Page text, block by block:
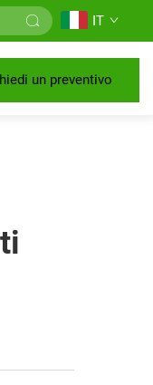
IT
un preventivo